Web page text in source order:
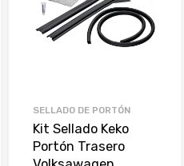
SELLADO DE PORTÓN
Kit Sellado Keko
Portón Trasero